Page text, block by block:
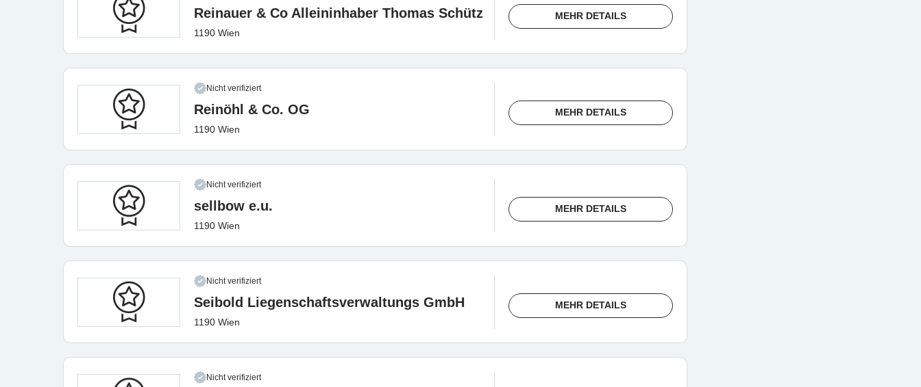
Reinauer & Co Alleininhaber Thomas Schütz
1190 Wien
MEHR DETAILS
Nicht verifiziert
Reinöhl & Co. OG
1190 Wien
MEHR DETAILS
Nicht verifiziert
sellbow e.u.
1190 Wien
MEHR DETAILS
Nicht verifiziert
Seibold Liegenschaftsverwaltungs GmbH
1190 Wien
MEHR DETAILS
Nicht verifiziert